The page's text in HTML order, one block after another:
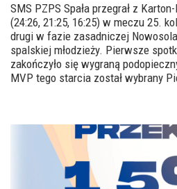
SMS PZPS Spała przegrał z
(24:26, 21:25, 16:25) w meczu 25.
drugi w fazie zasadniczej
spalskiej młodzieży. Pierwsze
zakończyło się wygraną
MVP tego starcia został wybrany